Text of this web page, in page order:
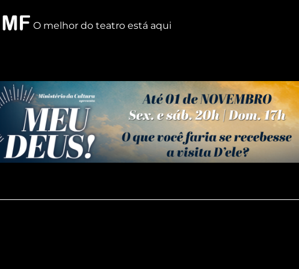
O melhor do teatro está aqui